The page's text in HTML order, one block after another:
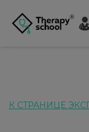
К СТРАНИЦЕ